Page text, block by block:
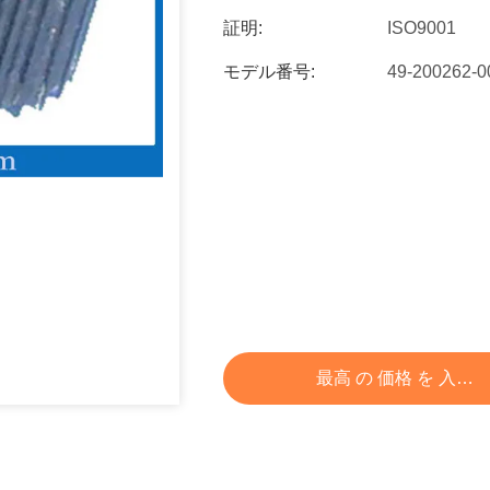
証明: ISO9001
モデル番号: 49-200262-
最高 の 価格 を 入手